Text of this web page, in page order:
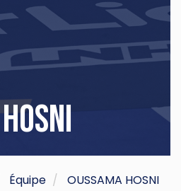
Équipe OUSSAMA HOSNI